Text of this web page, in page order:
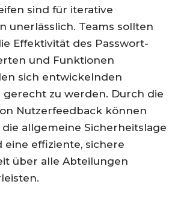
sind für iterative
unerlässlich. Teams sollten
Effektivität des Passwort-
und Funktionen
sich entwickelnden
zu werden. Durch die
Nutzerfeedback können
allgemeine Sicherheitslage
eine effiziente, sichere
über alle Abteilungen